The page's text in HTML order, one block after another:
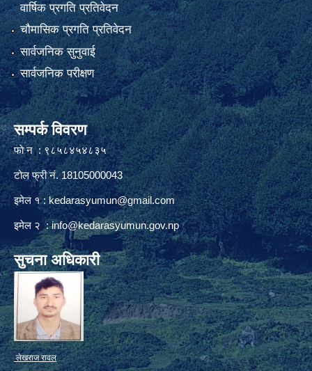
वार्षिक प्रगति प्रतिवेदन
चौमासिक प्रगति प्रतिवेदन
सार्वजनिक सुनुवाई
सार्वजनिक परीक्षण
सम्पर्क विवरण
फाे न : ९८५८४५४८३५
टोल फ्री नं. 18105000043
इमेल १ :kedarasyumun@gmail.com
इमेल २ :info@kedarasyumun.gov.np
सुचना अधिकारी
लेखराज रावल